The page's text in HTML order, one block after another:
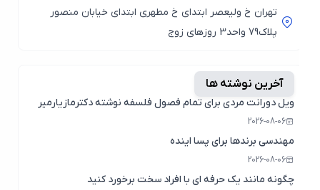
تهران خ ولیعصر ابتدای خ مطهری ابتدای خیابان منصور
پلاک79 واحد3 روزهای زوج
آخرین نوشته ها
ویل دورانت مردی برای تمام فصول فلسفه نوشته دکترمازیارمیر
2026-08-06
مهندسی برندها برای پسا اینده
2026-08-06
چگونه مانند یک حرفه ای با افراد سخت برخورد کنید